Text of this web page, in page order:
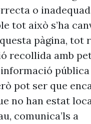
o
tot això s’ha
pàgina,
recollida amb
informació pública
pot ser que
no han estat
comunica’ls a